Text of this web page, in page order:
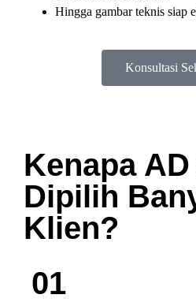
Hingga gambar teknis siap
Konsultasi
Kenapa
Dipilih
Klien?
01